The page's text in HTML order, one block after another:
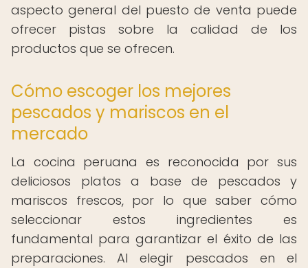
aspecto general del puesto de venta puede
ofrecer pistas sobre la calidad de los
productos que se ofrecen.
Cómo escoger los mejores
pescados y mariscos en el
mercado
La cocina peruana es reconocida por sus
deliciosos platos a base de pescados y
mariscos frescos, por lo que saber cómo
seleccionar estos ingredientes es
fundamental para garantizar el éxito de las
preparaciones. Al elegir pescados en el